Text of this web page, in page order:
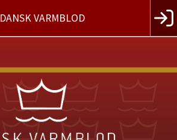
DANSK VARMBLOD